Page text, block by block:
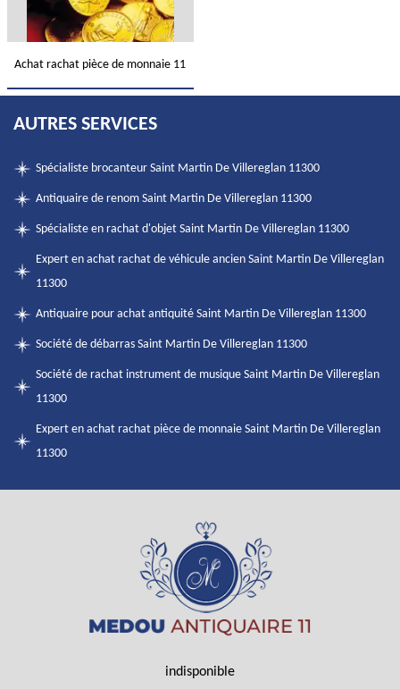
Achat rachat pièce de monnaie 11
AUTRES SERVICES
Spécialiste brocanteur Saint Martin De Villereglan 11300
Antiquaire de renom Saint Martin De Villereglan 11300
Spécialiste en rachat d'objet Saint Martin De Villereglan 11300
Expert en achat rachat de véhicule ancien Saint Martin De Villereglan
11300
Antiquaire pour achat antiquité Saint Martin De Villereglan 11300
Société de débarras Saint Martin De Villereglan 11300
Société de rachat instrument de musique Saint Martin De Villereglan
11300
Expert en achat rachat pièce de monnaie Saint Martin De Villereglan
11300
indisponible